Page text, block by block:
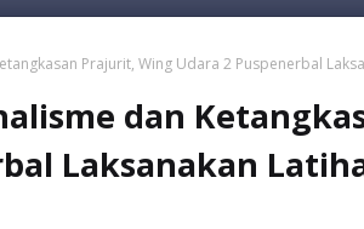
Prajurit, Wing Udara 2 Puspenerbal
dan
Laksanakan